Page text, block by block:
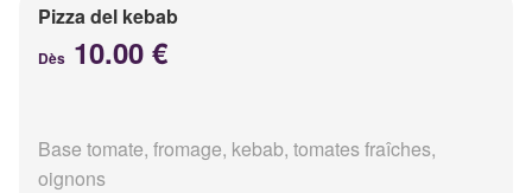
Pizza del kebab
Dès 10.00 €
Base tomate, fromage, kebab, tomates fraîches,
oignons